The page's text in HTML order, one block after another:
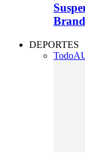
DEPORTES
Todo